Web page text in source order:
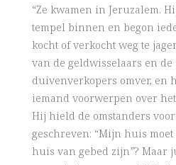
“Ze kwamen in Jeruzalem.
tempel binnen en begon
kocht of verkocht weg te
van de geldwisselaars en de
duivenverkopers omver, en
iemand voorwerpen over
Hij hield de omstanders
geschreven: “Mijn huis
huis van gebed zijn”? Maar